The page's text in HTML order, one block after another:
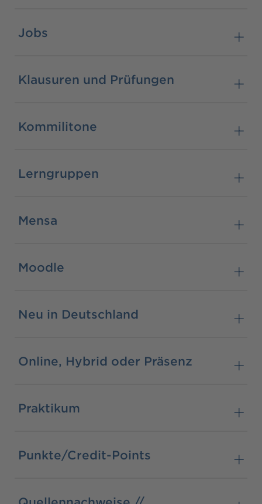
Jobs
Klausuren und Prüfungen
Kommilitone
Lerngruppen
Mensa
Moodle
Neu in Deutschland
Online, Hybrid oder Präsenz
Praktikum
Punkte/Credit-Points